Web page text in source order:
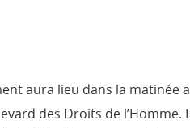
aura lieu dans la matinée
des Droits de